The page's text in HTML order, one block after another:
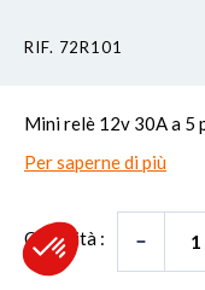
RIF. 72R101
Mini relè 12v 30A a 5
Per saperne di più
Quantità :